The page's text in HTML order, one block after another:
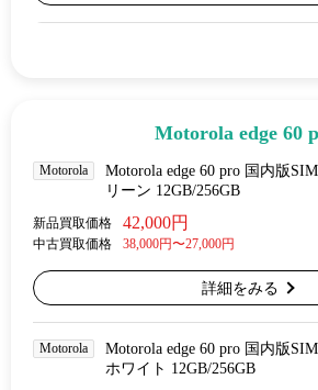
Motorola edge 60
Motorola
Motorola edge 60 pro 国内版
リーン 12GB/256GB
新品買取価格 42,000円
中古買取価格 38,000円〜27,000円
詳細をみる
Motorola
Motorola edge 60 pro 国内版
ホワイト 12GB/256GB